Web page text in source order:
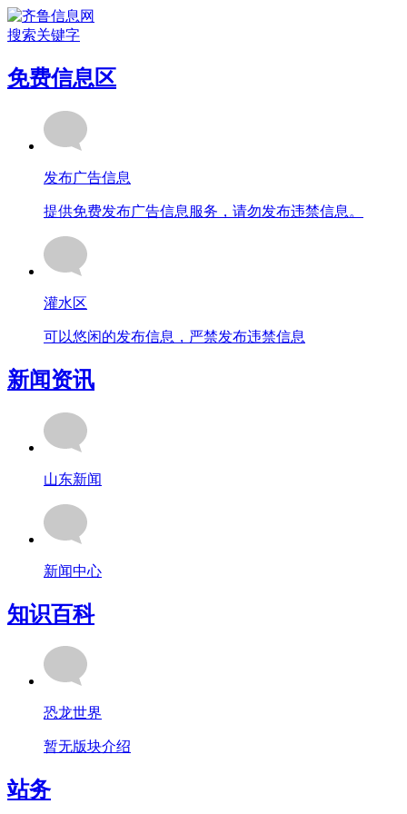
搜索关键字
免费信息区
发布广告信息
提供免费发布广告信息服务，请勿发布违禁信息。
灌水区
可以悠闲的发布信息，严禁发布违禁信息
新闻资讯
山东新闻
新闻中心
知识百科
恐龙世界
暂无版块介绍
站务